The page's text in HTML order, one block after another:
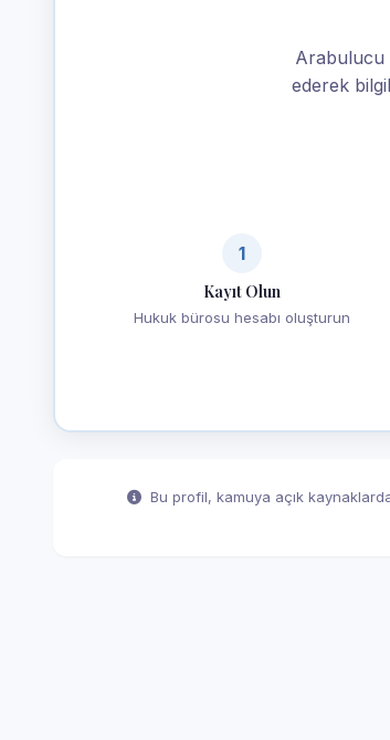
Arabulucu
ederek
1
Kayıt Olun
Hukuk bürosu hesabı oluşturun
Bu profil, kamuya açık